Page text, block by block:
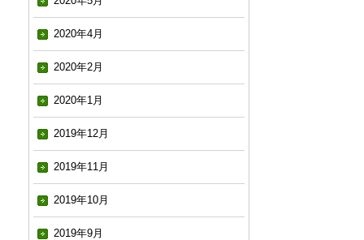
2020年4月
2020年2月
2020年1月
2019年12月
2019年11月
2019年10月
2019年9月